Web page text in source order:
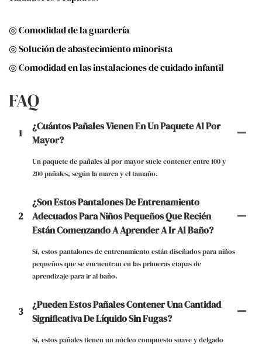
◎ Comodidad de la guardería
◎ Solución de abastecimiento minorista
◎ Comodidad en las instalaciones de cuidado infantil
FAQ
1
¿Cuántos Pañales Vienen En Un Paquete Al Por
Mayor?
Un paquete de pañales al por mayor suele contener entre 100 y
200 pañales, según la marca y el tamaño.
2
¿Son Estos Pantalones De Entrenamiento
Adecuados Para Niños Pequeños Que Recién
Están Comenzando A Aprender A Ir Al Baño?
Sí, estos pantalones de entrenamiento están diseñados para niños
pequeños que se encuentran en las primeras etapas de
aprendizaje para ir al baño.
3
¿Pueden Estos Pañales Contener Una Cantidad
Significativa De Líquido Sin Fugas?
Sí, estos pañales tienen un núcleo compuesto suave y delgado